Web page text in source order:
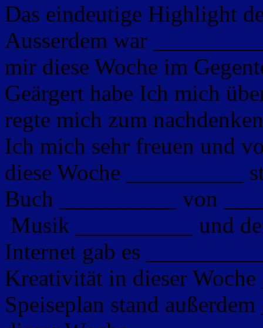
Das eindeutige Highlight
Ausserdem war
mir diese Woche im
Geärgert habe Ich mich
regte mich zum
Ich mich sehr freuen und
diese Woche __________
Buch __________ von
Musik __________ und
Internet gab es
Kreativität in dieser
Speiseplan stand